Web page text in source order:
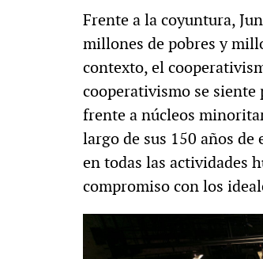
Frente a la coyuntura,
millones de pobres y
contexto, el
cooperativismo se
frente a núcleos
largo de sus 150 años
en todas las actividades
compromiso con los